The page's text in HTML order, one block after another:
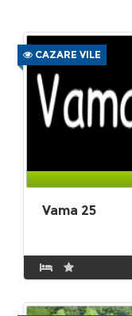
CAZARE VILE
Vama 25